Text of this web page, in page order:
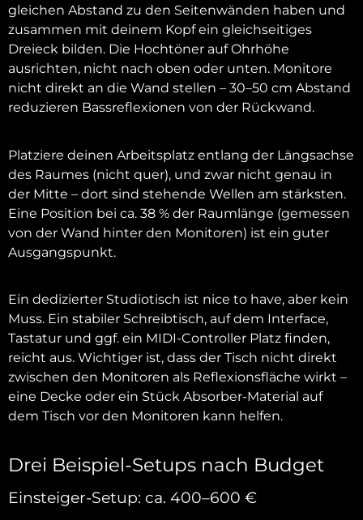
gleichen Abstand zu den Seitenwänden haben und
zusammen mit deinem Kopf ein gleichseitiges
Dreieck bilden. Die Hochtöner auf Ohrhöhe
ausrichten, nicht nach oben oder unten. Monitore
nicht direkt an die Wand stellen – 30–50 cm Abstand
reduzieren Bassreflexionen von der Rückwand.
Platziere deinen Arbeitsplatz entlang der Längsachse
des Raumes (nicht quer), und zwar nicht genau in
der Mitte – dort sind stehende Wellen am stärksten.
Eine Position bei ca. 38 % der Raumlänge (gemessen
von der Wand hinter den Monitoren) ist ein guter
Ausgangspunkt.
Ein dedizierter Studiotisch ist nice to have, aber kein
Muss. Ein stabiler Schreibtisch, auf dem Interface,
Tastatur und ggf. ein MIDI-Controller Platz finden,
reicht aus. Wichtiger ist, dass der Tisch nicht direkt
zwischen den Monitoren als Reflexionsfläche wirkt –
eine Decke oder ein Stück Absorber-Material auf
dem Tisch vor den Monitoren kann helfen.
Drei Beispiel-Setups nach Budget
Einsteiger-Setup: ca. 400–600 €